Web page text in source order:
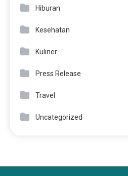
Hiburan
Kesehatan
Kuliner
Press Release
Travel
Uncategorized